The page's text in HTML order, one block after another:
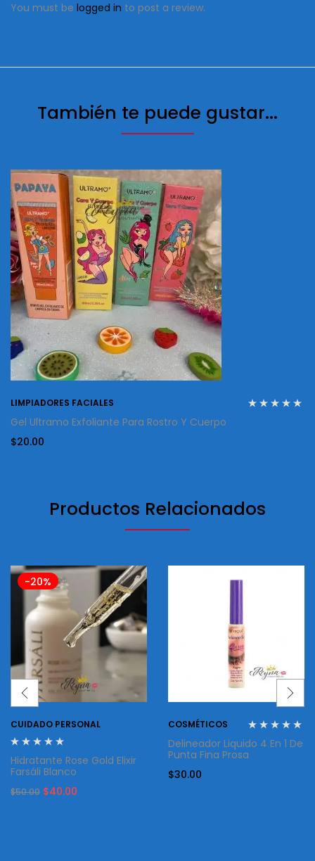
You must be logged in to post a review.
También te puede gustar...
LIMPIADORES FACIALES
Gel Ultramo Exfoliante Para Rostro Y Cuerpo
$20.00
Productos Relacionados
-20%
CUIDADO PERSONAL
Hidratante Rose Gold Elixir
Farsáli Blanco
$50.00 Original
$40.00
COSMÉTICOS
Delineador Liquido 4 En 1 De
Punta Fina Prosa
$30.00